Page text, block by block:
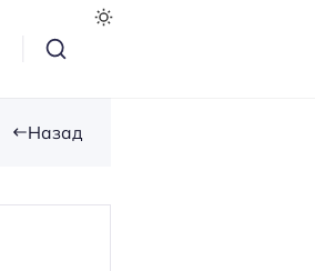
Назад